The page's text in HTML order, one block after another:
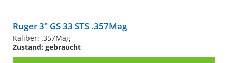
Ruger 3" GS 33 STS .357Mag
Kaliber: .357Mag
Zustand: gebraucht